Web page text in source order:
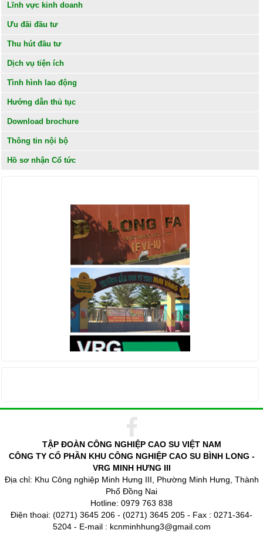
Lĩnh vực kinh doanh
Ưu đãi đầu tư
Thu hút đầu tư
Dịch vụ tiện ích
Tình hình lao động
Hướng dẫn thủ tục
Download brochure
Thông tin nội bộ
Hồ sơ nhận Cổ tức
TẬP ĐOÀN CÔNG NGHIỆP CAO SU VIỆT NAM
CÔNG TY CỔ PHẦN KHU CÔNG NGHIỆP CAO SU BÌNH LONG -
VRG MINH HƯNG III
Địa chỉ: Khu Công nghiệp Minh Hưng III, Phường Minh Hưng, Thành
Phố Đồng Nai
Hotline: 0979 763 838
Điện thoại: (0271) 3645 206 - (0271) 3645 205 - Fax : 0271-364-
5204 - E-mail : kcnminhhung3@gmail.com